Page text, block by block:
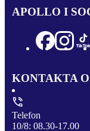
APOLLO I
KONTAKTA
Telefon
10/8: 08.30-17.00